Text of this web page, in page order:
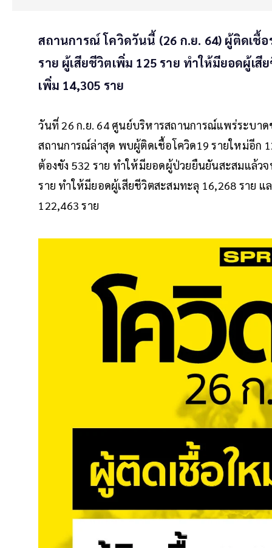
สถานการณ์ โควิดวันนี้ (26 ก.ย. 64) ผู้ติดเชื้
ราย ผู้เสียชีวิตเพิ่ม 125 ราย ทำให้มียอดผู้เ
เพิ่ม 14,305 ราย
วันที่ 26 ก.ย. 64 ศูนย์บริหารสถานการณ์แพร่ระบาด
สถานการณ์ล่าสุด พบผู้ติดเชื้อโควิด19 รายใหม่อีก
ต้องขัง 532 ราย ทำให้มียอดผู้ป่วยยืนยันสะสมแล้ว
ราย ทำให้มียอดผู้เสียชีวิตสะสมทะลุ 16,268 ราย
122,463 ราย